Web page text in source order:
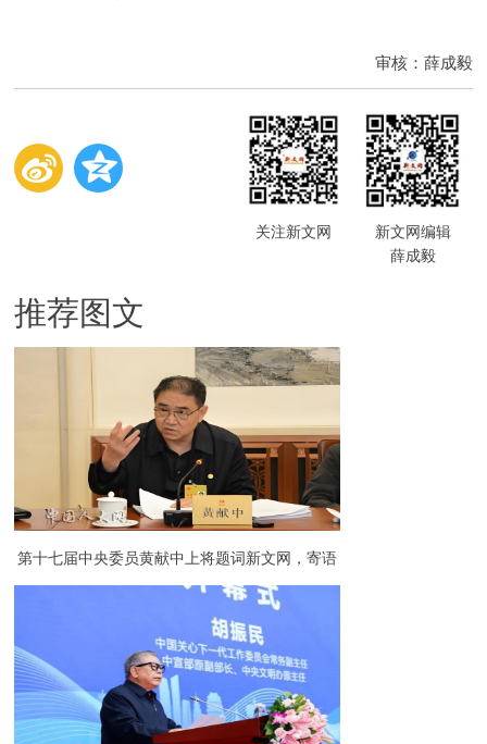
审核：薛成毅
关注新文网
新文网编辑
薛成毅
推荐图文
第十七届中央委员黄献中上将题词新文网，寄语